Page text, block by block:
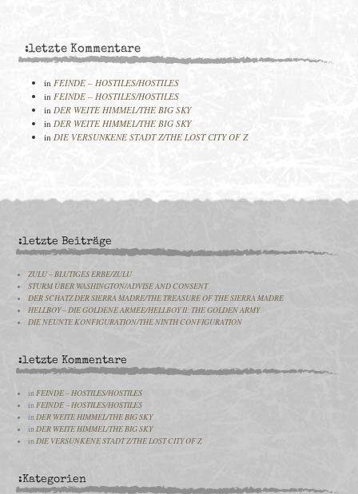
:letzte Kommentare
in FEINDE – HOSTILES/HOSTILES
in FEINDE – HOSTILES/HOSTILES
in DER WEITE HIMMEL/THE BIG SKY
in DER WEITE HIMMEL/THE BIG SKY
in DIE VERSUNKENE STADT Z/THE LOST CITY OF Z
:letzte Beiträge
ZULU – BLUTIGES ERBE/ZULU
STURM ÜBER WASHINGTON/ADVISE AND CONSENT
DER SCHATZ DER SIERRA MADRE/THE TREASURE OF THE SIERRA MADRE
HELLBOY – DIE GOLDENE ARMEE/HELLBOY II: THE GOLDEN ARMY
DIE NEUNTE KONFIGURATION/THE NINTH CONFIGURATION
:letzte Kommentare
inFEINDE – HOSTILES/HOSTILES
inFEINDE – HOSTILES/HOSTILES
inDER WEITE HIMMEL/THE BIG SKY
inDER WEITE HIMMEL/THE BIG SKY
inDIE VERSUNKENE STADT Z/THE LOST CITY OF Z
:Kategorien